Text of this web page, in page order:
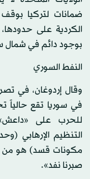
ضمانات لتركيا
الكردية على
بوجود دائم في شمال
النفط السوري
وقال إردوغان، في
في سوريا تقع حالياً
للحرب على
التنظيم الإرهابي
مكونات قسد) هو من
صبرنا نفد».